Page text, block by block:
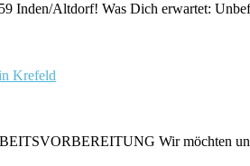
Inden/Altdorf! Was Dich erwartet:
Krefeld
Wir möchten uns